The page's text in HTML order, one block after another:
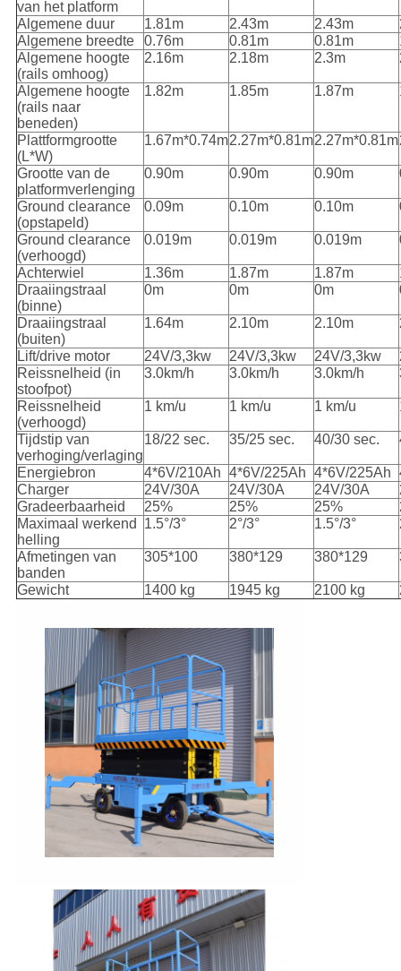
van het platform
Algemene duur
1.81m 2.43m 2.43m
Algemene breedte
0.76m 0.81m 0.81m
Algemene hoogte
(rails omhoog)
2.16m 2.18m 2.3m
Algemene hoogte
(rails naar
beneden)
1.82m 1.85m 1.87m
Plattformgrootte
(L*W)
1.67m*0.74m2.27m*0.81m2.27m*0.81m
Grootte van de
platformverlenging
0.90m 0.90m 0.90m
Ground clearance
(opstapeld)
0.09m 0.10m 0.10m
Ground clearance
(verhoogd)
0.019m 0.019m 0.019m
Achterwiel 1.36m 1.87m 1.87m
Draaiingstraal
(binne)
0m 0m 0m
Draaiingstraal
(buiten)
1.64m 2.10m 2.10m
Lift/drive motor 24V/3,3kw 24V/3,3kw 24V/3,3kw
Reissnelheid (in
stoofpot)
3.0km/h 3.0km/h 3.0km/h
Reissnelheid
(verhoogd)
1 km/u 1 km/u 1 km/u
Tijdstip van
verhoging/verlaging
18/22 sec. 35/25 sec. 40/30 sec.
Energiebron 4*6V/210Ah 4*6V/225Ah 4*6V/225Ah
Charger
24V/30A 24V/30A 24V/30A
Gradeerbaarheid
25% 25% 25%
Maximaal werkend
helling
1.5°/3° 2°/3° 1.5°/3°
Afmetingen van
banden
305*100 380*129 380*129
Gewicht 1400 kg 1945 kg 2100 kg